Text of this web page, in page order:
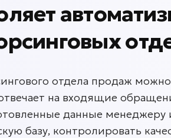
отдела продаж
на входящие
данные
базу, контролировать